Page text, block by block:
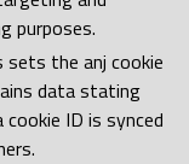
purposes.
sets the anj cookie
data stating
ID is synced